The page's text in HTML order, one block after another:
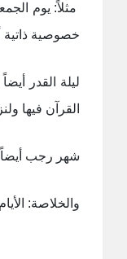
مثلاً: يوم
خصوصية
ليلة القدر
القرآن فيها
شهر رجب أيضاً
والخلاصة: